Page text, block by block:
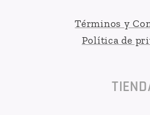
Términos y
Política de